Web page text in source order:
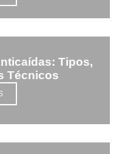
Tipos,
Técnicos